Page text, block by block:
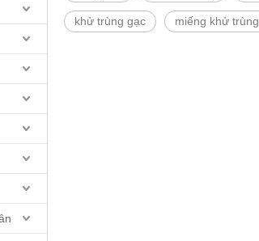
khử trùng gạc miếng khử trùng